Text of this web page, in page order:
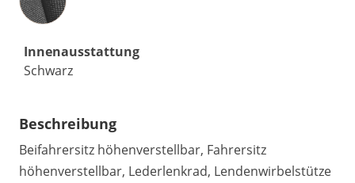
Innenausstattung
Schwarz
Beschreibung
Beifahrersitz höhenverstellbar, Fahrersitz
höhenverstellbar, Lederlenkrad, Lendenwirbelstütze